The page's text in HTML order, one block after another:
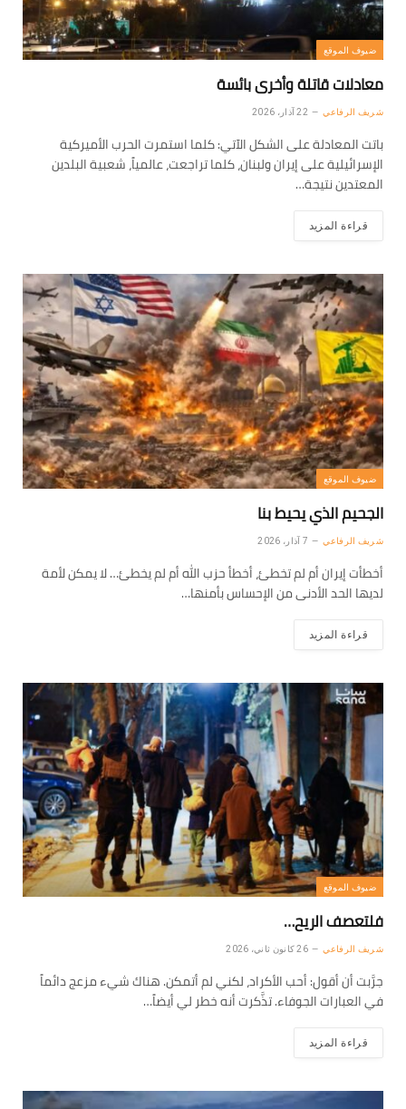
ضيوف الموقع
معادلات قاتلة وأخرى بائسة
شريف الرفاعي 22 آذار، 2026
باتت المعادلة على الشكل الآتي: كلما استمرت الحرب الأميركية
الإسرائيلية على إيران ولبنان، كلما تراجعت، عالمياً، شعبية البلدين
المعتدين نتيجة…
قراءة المزيد
ضيوف الموقع
الجحيم الذي يحيط بنا
شريف الرفاعي 7 آذار، 2026
أخطأت إيران أم لم تخطئ، أخطأ حزب الله أم لم يخطئ… لا يمكن لأمة
لديها الحد الأدنى من الإحساس بأمنها…
قراءة المزيد
ضيوف الموقع
فلتعصف الريح…
شريف الرفاعي 26 كانون ثاني، 2026
جرَّبت أن أقول: أحب الأكراد، لكني لم أتمكن. هناك شيء مزعج دائماً
في العبارات الجوفاء. تذَّكرت أنه خطر لي أيضاً…
قراءة المزيد